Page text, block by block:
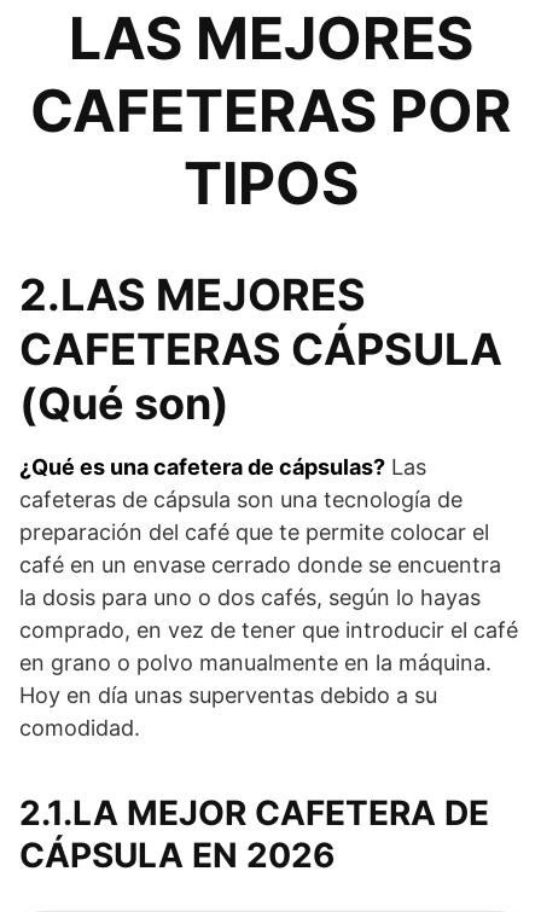
LAS MEJORES
CAFETERAS POR
TIPOS
2.LAS MEJORES
CAFETERAS CÁPSULA
(Qué son)
¿Qué es una cafetera de cápsulas? Las
cafeteras de cápsula son una tecnología de
preparación del café que te permite colocar el
café en un envase cerrado donde se encuentra
la dosis para uno o dos cafés, según lo hayas
comprado, en vez de tener que introducir el café
en grano o polvo manualmente en la máquina.
Hoy en día unas superventas debido a su
comodidad.
2.1.LA MEJOR CAFETERA DE
CÁPSULA EN 2026